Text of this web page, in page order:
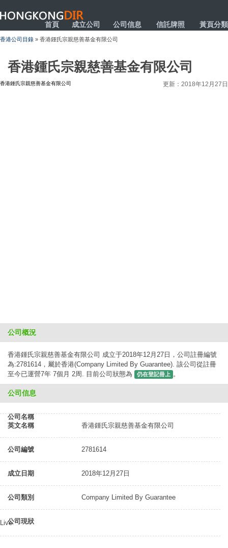
HONGKONGDIR
首頁 成立公司 公司信息 信託牌照 黃頁分類
香港公司目錄 » 香港鍾氏宗親慈善基金有限公司
香港鍾氏宗親慈善基金有限公司
香港鍾氏宗親慈善基金有限公司 更新：2018年12月27日
公司概況
香港鍾氏宗親慈善基金有限公司 成立于2018年12月27日，公司註冊編號
為:2781614，屬於香港(Company Limited By Guarantee). 該公司從註冊
至今已運營7年 7個月 2周. 目前公司狀態為
仍在登記冊上 。
公司信息
公司名稱
英文名稱
香港鍾氏宗親慈善基金有限公司
公司編號 2781614
成立日期 2018年12月27日
公司類別 Company Limited By Guarantee
公司現狀
Live